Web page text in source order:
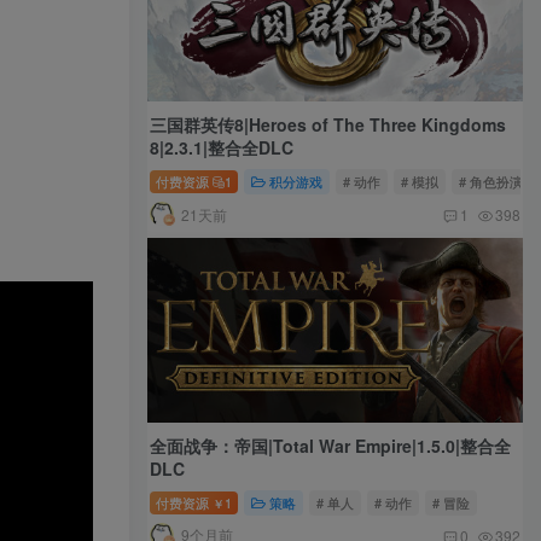
三国群英传8|Heroes of The Three Kingdoms
8|2.3.1|整合全DLC
付费资源 1 积分游戏 # 动作 # 模拟 # 角色扮演
21天前 1 398
全面战争：帝国|Total War Empire|1.5.0|整合全
DLC
付费资源 ￥ 1 策略 # 单人 # 动作 # 冒险
9个月前 0 392